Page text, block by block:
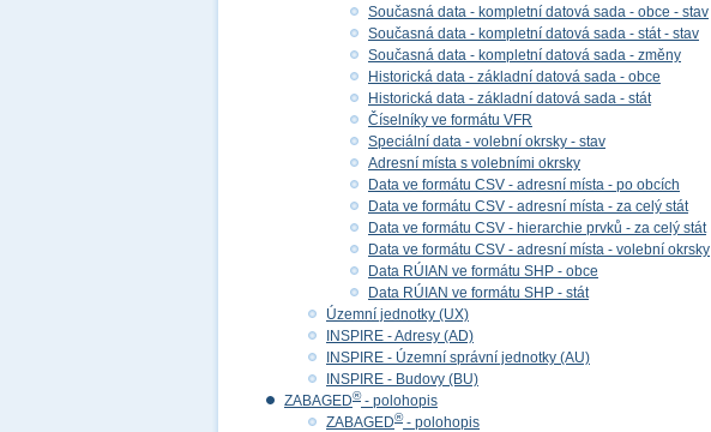
Současná data - kompletní datová sada - obce - stav
Současná data - kompletní datová sada - stát - stav
Současná data - kompletní datová sada - změny
Historická data - základní datová sada - obce
Historická data - základní datová sada - stát
Číselníky ve formátu VFR
Speciální data - volební okrsky - stav
Adresní místa s volebními okrsky
Data ve formátu CSV - adresní místa - po obcích
Data ve formátu CSV - adresní místa - za celý stát
Data ve formátu CSV - hierarchie prvků - za celý stát
Data ve formátu CSV - adresní místa - volební okrsky
Data RÚIAN ve formátu SHP - obce
Data RÚIAN ve formátu SHP - stát
Územní jednotky (UX)
INSPIRE - Adresy (AD)
INSPIRE - Územní správní jednotky (AU)
INSPIRE - Budovy (BU)
ZABAGED®- polohopis
ZABAGED®- polohopis